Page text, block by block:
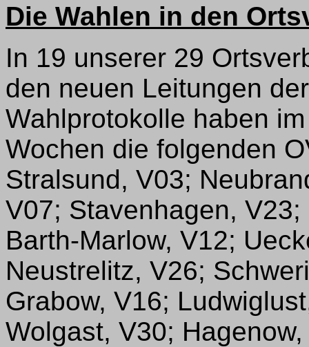
Die Wahlen in den
In 19 unserer 29
den neuen Leitungen
Wahlprotokolle haben
Wochen die folgenden
Stralsund, V03;
V07; Stavenhagen,
Barth-Marlow, V12;
Neustrelitz, V26;
Grabow, V16;
Wolgast, V30;